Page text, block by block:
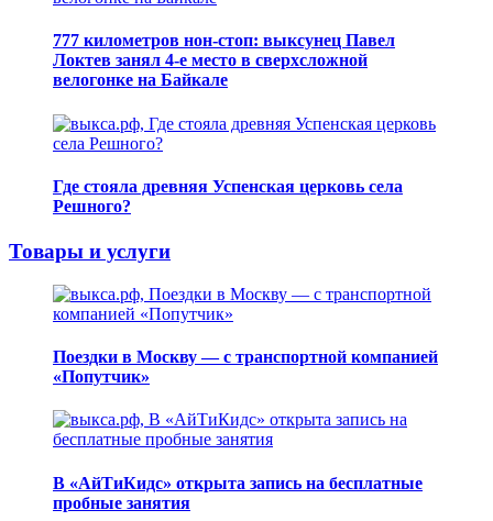
777 километров нон-стоп: выксунец Павел
Локтев занял 4-е место в сверхсложной
велогонке на Байкале
Где стояла древняя Успенская церковь села
Решного?
Товары и услуги
Поездки в Москву — с транспортной компанией
«Попутчик»
В «АйТиКидс» открыта запись на бесплатные
пробные занятия